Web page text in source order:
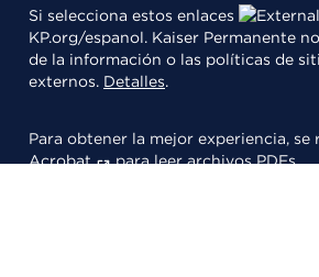
Si selecciona estos enlaces
KP.org/espanol. Kaiser Permanente
de la información o las políticas de
externos. Detalles.
Para obtener la mejor experiencia, se
Acrobat
para leer archivos PDFs.